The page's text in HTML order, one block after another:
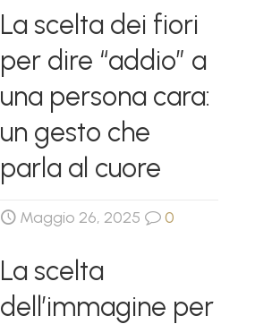
La scelta dei fiori
per dire “addio” a
una persona cara:
un gesto che
parla al cuore
Maggio 26, 2025 0
La scelta
dell’immagine per